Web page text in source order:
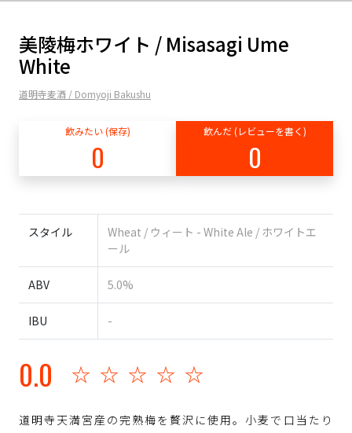
美陵梅ホワイト / Misasagi Ume
White
道明寺麦酒 / Domyoji Bakushu
飲みたい (保存)
0
飲んだ (レビューを書く)
0
スタイル
Wheat / ウィート - White Ale / ホワイトエ
ール
ABV 5.0%
IBU -
0.0 ☆☆☆☆☆
道明寺天満宮産の完熟梅を贅沢に使用。小麦で口当たり